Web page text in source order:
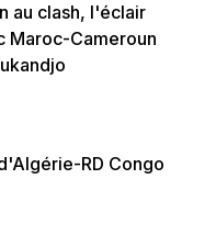
au clash, l'éclair
Maroc-Cameroun
RD Congo